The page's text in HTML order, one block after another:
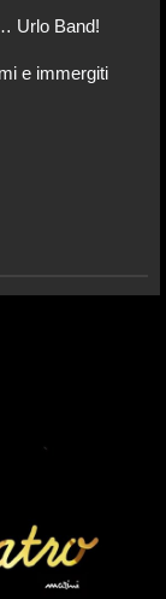
Urlo Band!
e immergiti